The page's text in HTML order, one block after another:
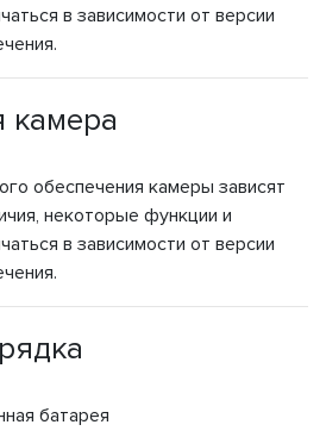
в зависимости от версии
камера
обеспечения камеры зависят
некоторые функции и
в зависимости от версии
батарея